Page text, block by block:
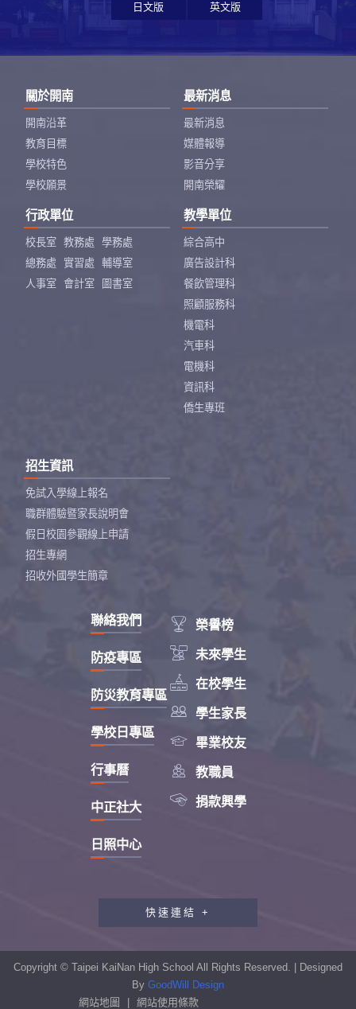
日文版 英文版
關於開南
開南沿革
教育目標
學校特色
學校願景
最新消息
最新消息
媒體報導
影音分享
開南榮耀
行政單位
校長室 教務處
學務處
總務處
實習處
輔導室
人事室
會計室 圖書室
教學單位
綜合高中
廣告設計科
餐飲管理科
照顧服務科
機電科
汽車科
電機科
資訊科
僑生專班
招生資訊
免試入學線上報名
職群體驗暨家長說明會
假日校園參觀線上申請
招生專網
招收外國學生簡章
 榮譽榜
 未來學生
 在校學生
 學生家長
 畢業校友
 教職員
 捐款興學
聯絡我們
防疫專區
防災教育專區
學校日專區
行事曆
中正社大
日照中心
快速連結 +
教職員工研習專區
性別平等教育專區
Copyright © Taipei KaiNan High School All Rights Reserved. | Designed
By GoodWill Design
網站地圖
網站使用條款